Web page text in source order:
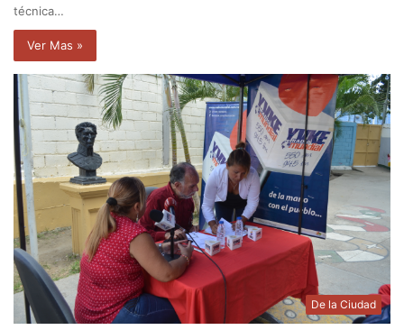
técnica…
Ver Mas »
De la Ciudad